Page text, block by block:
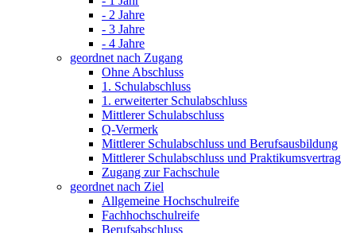
- 2 Jahre
- 3 Jahre
- 4 Jahre
geordnet nach Zugang
Ohne Abschluss
1. Schulabschluss
1. erweiterter Schulabschluss
Mittlerer Schulabschluss
Q-Vermerk
Mittlerer Schulabschluss und Berufsausbildung
Mittlerer Schulabschluss und Praktikumsvertrag
Zugang zur Fachschule
geordnet nach Ziel
Allgemeine Hochschulreife
Fachhochschulreife
Berufsabschluss